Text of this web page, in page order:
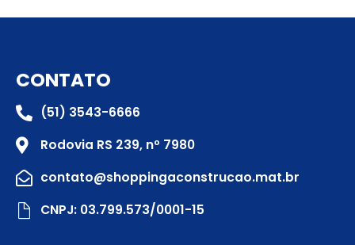
CONTATO
(51) 3543-6666
Rodovia RS 239, nº 7980
contato@shoppingaconstrucao.mat.br
CNPJ: 03.799.573/0001-15